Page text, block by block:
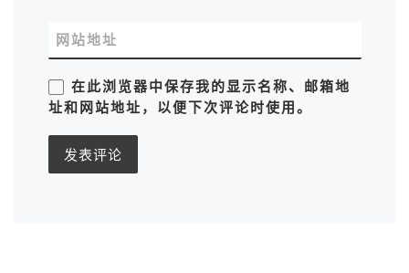
网站地址
在此浏览器中保存我的显示名称、邮箱地
址和网站地址，以便下次评论时使用。